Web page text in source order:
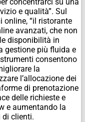
e qualità”. Sul
online, “il ristorante
avanzati, che non
disponibilità in
gestione più fluida e
consentono
la
l’allocazione dei
di prenotazione
delle richieste e
e aumentando la
di clienti.